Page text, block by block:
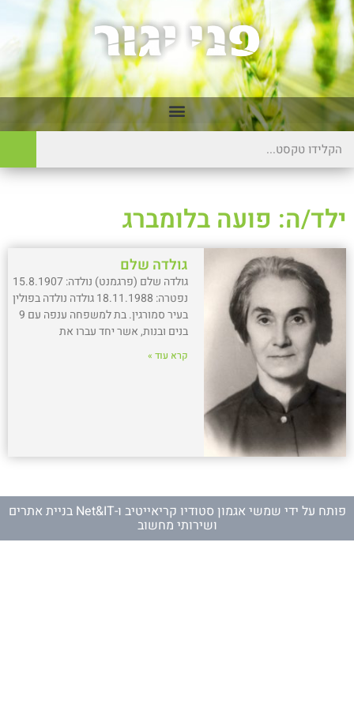
ילד/ה: פועה בלומברג
גולדה שלם
גולדה שלם (פרגמנט) נולדה: 15.8.1907
נפטרה: 18.11.1988 גולדה נולדה בפולין
בעיר סמורגין. בת למשפחה ענפה עם 9
בנים ובנות, אשר יחד עברו את
קרא עוד »
פותח על ידי שמשי אגמון סטודיו קריאייטיב ו- Net&IT בניית אתרים
ושירותי מחשוב